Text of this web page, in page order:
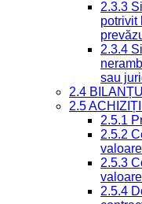
2.3.3
potrivit
2.3.4
sau
2.4
2.5
2.5.1
2.5.2
2.5.3
2.5.4